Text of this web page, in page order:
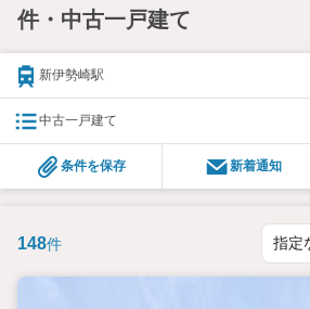
件・中古一戸建て
新伊勢崎駅
中古一戸建て
条件を保存 新着通知
148件